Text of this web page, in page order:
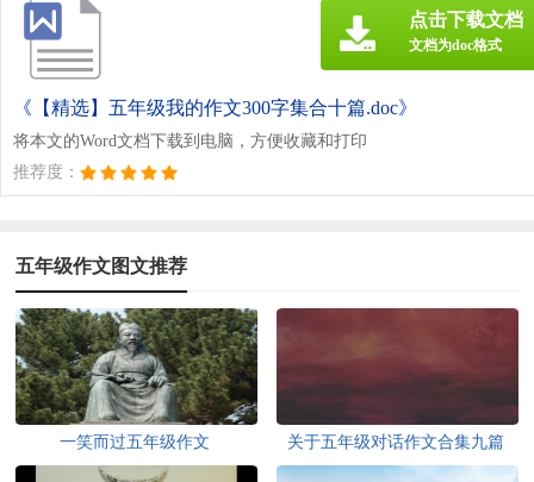
《【精选】五年级我的作文300字集合十篇.doc》
将本文的Word文档下载到电脑，方便收藏和打印
推荐度：
点击下载文档
文档为doc格式
五年级作文图文推荐
一笑而过五年级作文 关于五年级对话作文合集九篇